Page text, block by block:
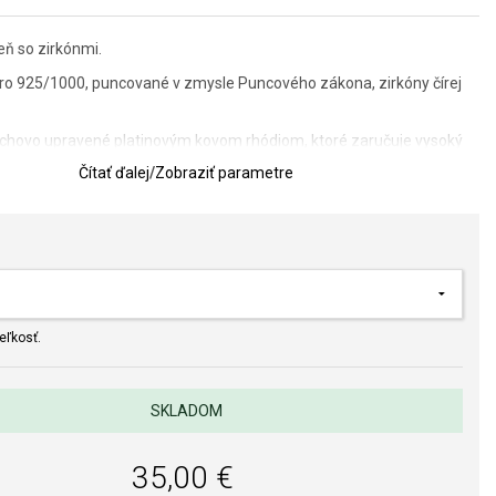
so zirkónmi.
925/1000, puncované v zmysle Puncového zákona, zirkóny čírej
upravené platinovým kovom rhódiom, ktoré zaručuje vysoký
a spracovania je pre nás prvoradá. Povrchová úprava a osadenie
a perál spĺňa náročné požiadavky.
Čítať ďalej/Zobraziť parametre
SKLADOM
35,00 €